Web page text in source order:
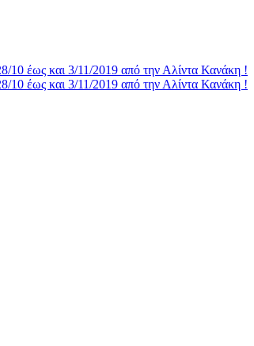
10 έως και 3/11/2019 από την Αλίντα Κανάκη !
10 έως και 3/11/2019 από την Αλίντα Κανάκη !